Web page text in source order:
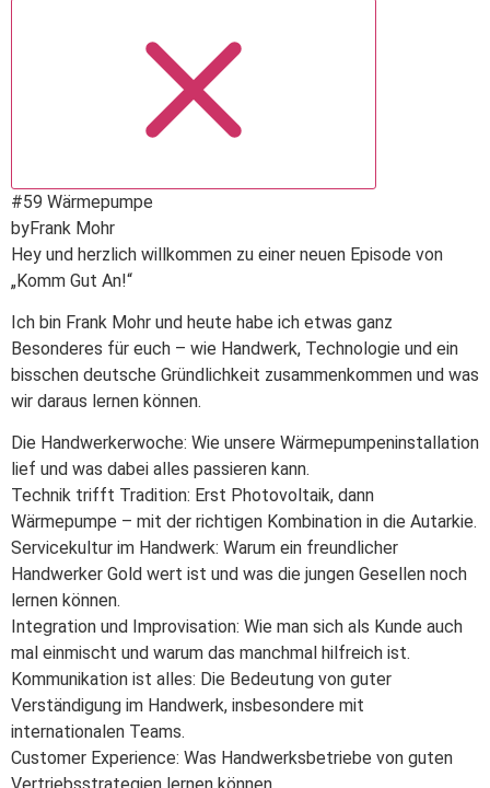
#59 Wärmepumpe
byFrank Mohr
Hey und herzlich willkommen zu einer neuen Episode von
„Komm Gut An!“
Ich bin Frank Mohr und heute habe ich etwas ganz
Besonderes für euch – wie Handwerk, Technologie und ein
bisschen deutsche Gründlichkeit zusammenkommen und was
wir daraus lernen können.
Die Handwerkerwoche: Wie unsere Wärmepumpeninstallation
lief und was dabei alles passieren kann.
Technik trifft Tradition: Erst Photovoltaik, dann
Wärmepumpe – mit der richtigen Kombination in die Autarkie.
Servicekultur im Handwerk: Warum ein freundlicher
Handwerker Gold wert ist und was die jungen Gesellen noch
lernen können.
Integration und Improvisation: Wie man sich als Kunde auch
mal einmischt und warum das manchmal hilfreich ist.
Kommunikation ist alles: Die Bedeutung von guter
Verständigung im Handwerk, insbesondere mit
internationalen Teams.
Customer Experience: Was Handwerksbetriebe von guten